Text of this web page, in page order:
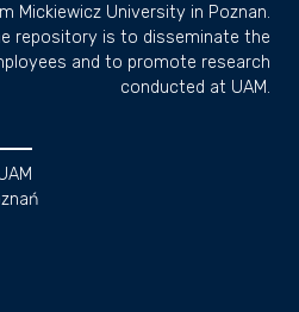
Mickiewicz University in Poznan.
repository is to disseminate the
and to promote research
conducted at UAM.